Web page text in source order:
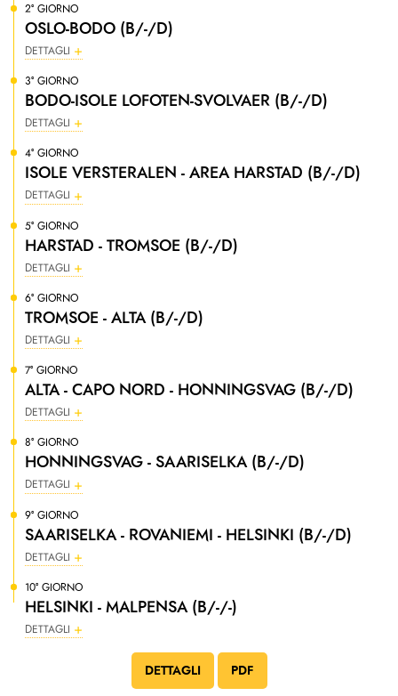
2° GIORNO
OSLO-BODO (B/-/D)
DETTAGLI
3° GIORNO
BODO-ISOLE LOFOTEN-SVOLVAER (B/-/D)
DETTAGLI
4° GIORNO
ISOLE VERSTERALEN - AREA HARSTAD (B/-/D)
DETTAGLI
5° GIORNO
HARSTAD - TROMSOE (B/-/D)
DETTAGLI
6° GIORNO
TROMSOE - ALTA (B/-/D)
DETTAGLI
7° GIORNO
ALTA - CAPO NORD - HONNINGSVAG (B/-/D)
DETTAGLI
8° GIORNO
HONNINGSVAG - SAARISELKA (B/-/D)
DETTAGLI
9° GIORNO
SAARISELKA - ROVANIEMI - HELSINKI (B/-/D)
DETTAGLI
10° GIORNO
HELSINKI - MALPENSA (B/-/-)
DETTAGLI
DETTAGLI PDF